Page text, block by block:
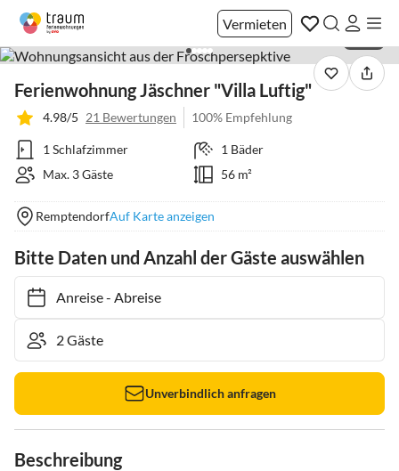
Vermieten
Ferienwohnung Jäschner "Villa Luftig"
4.98/5 21 Bewertungen 100% Empfehlung
1 Schlafzimmer
1 Bäder
Max. 3 Gäste
56 m²
RemptendorfAuf Karte anzeigen
Bitte Daten und Anzahl der Gäste auswählen
Anreise- Abreise
Unverbindlich anfragen
Beschreibung